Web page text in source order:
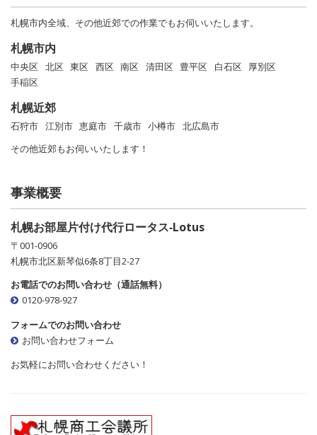
札幌市内全域、その他近郊での作業でもお伺いいたします。
札幌市内
中央区 北区 東区 西区 南区 清田区 豊平区 白石区 厚別区
手稲区
札幌近郊
石狩市 江別市 恵庭市 千歳市 小樽市 北広島市
その他近郊もお伺いいたします！
事業概要
札幌お部屋片付け代行ロータス‐Lotus
〒001-0906
札幌市北区新琴似6条8丁目2-27
お電話でのお問い合わせ（通話無料）
0120-978-927
フォームでのお問い合わせ
お問い合わせフォーム
お気軽にお問い合わせください！